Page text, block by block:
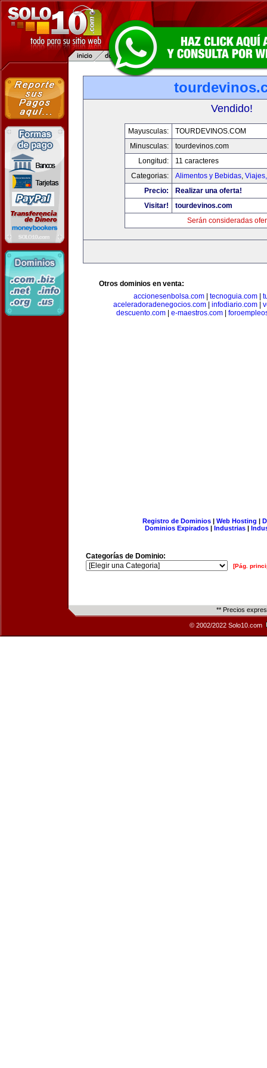
Vendido!
Mayusculas:
TOURDEVINOS.COM
Minusculas:
tourdevinos.com
Longitud:
11 caracteres
Categorias:
Alimentos y Bebidas,
Precio:
Realizar una oferta!
Visitar!
tourdevinos.com
Serán consideradas
Otros dominios en venta:
accionesenbolsa.com
tecnoguia.com
aceleradoradenegocios.com| infodiario.com|
descuento.com
e-maestros.com
Registro de Dominios| Web Hosting |
Dominios Expirados | Industrias |
Categorías de Dominio:
[Pág.
** Precios
© 2002/2022 Solo10.com